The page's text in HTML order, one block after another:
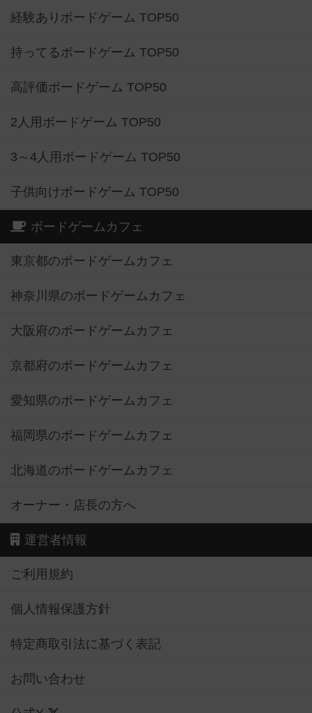
経験ありボードゲーム TOP50
持ってるボードゲーム TOP50
高評価ボードゲーム TOP50
2人用ボードゲーム TOP50
3～4人用ボードゲーム TOP50
子供向けボードゲーム TOP50
ボードゲームカフェ
東京都のボードゲームカフェ
神奈川県のボードゲームカフェ
大阪府のボードゲームカフェ
京都府のボードゲームカフェ
愛知県のボードゲームカフェ
福岡県のボードゲームカフェ
北海道のボードゲームカフェ
オーナー・店長の方へ
運営者情報
ご利用規約
個人情報保護方針
特定商取引法に基づく表記
お問い合わせ